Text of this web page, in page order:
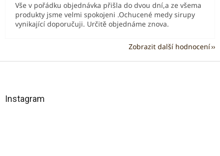
Vše v pořádku objednávka přišla do dvou dní,a ze všema
produkty jsme velmi spokojeni .Ochucené medy sirupy
vynikající doporučuji. Určitě objednáme znova.
Zobrazit další hodnocení
Instagram